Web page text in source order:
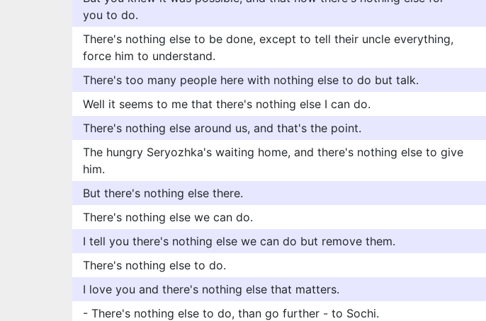
you to do.
There's nothing else to be done, except to tell their uncle everything,
force him to understand.
There's too many people here with nothing else to do but talk.
Well it seems to me that there's nothing else I can do.
There's nothing else around us, and that's the point.
The hungry Seryozhka's waiting home, and there's nothing else to give
him.
But there's nothing else there.
There's nothing else we can do.
I tell you there's nothing else we can do but remove them.
There's nothing else to do.
I love you and there's nothing else that matters.
- There's nothing else to do, than go further - to Sochi.